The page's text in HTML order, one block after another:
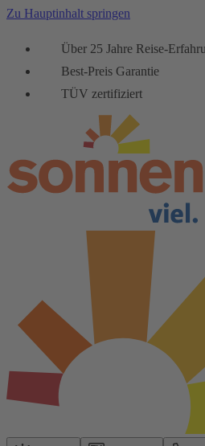
Zu Hauptinhalt springen
Über 25 Jahre Reise-
Best-Preis Garantie
TÜV zertifiziert